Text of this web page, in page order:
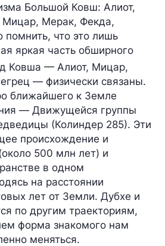
Большой Ковш: Алиот,
Мерак, Фекда,
что это лишь
яркая часть обширного
Ковша — Алиот, Мицар,
— физически связаны.
ближайшего к Земле
— Движущейся группы
(Колиндер 285). Эти
происхождение и
500 млн лет) и
в одном
на расстоянии
лет от Земли. Дубхе и
по другим траекториям,
форма знакомого нам
меняться.